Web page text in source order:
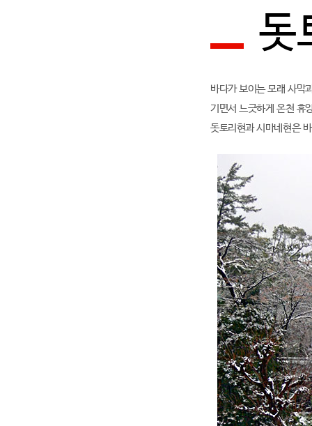
돗
바다가 보이는 모래 사막
기면서 느긋하게 온천 휴
돗토리현과 시마네현은